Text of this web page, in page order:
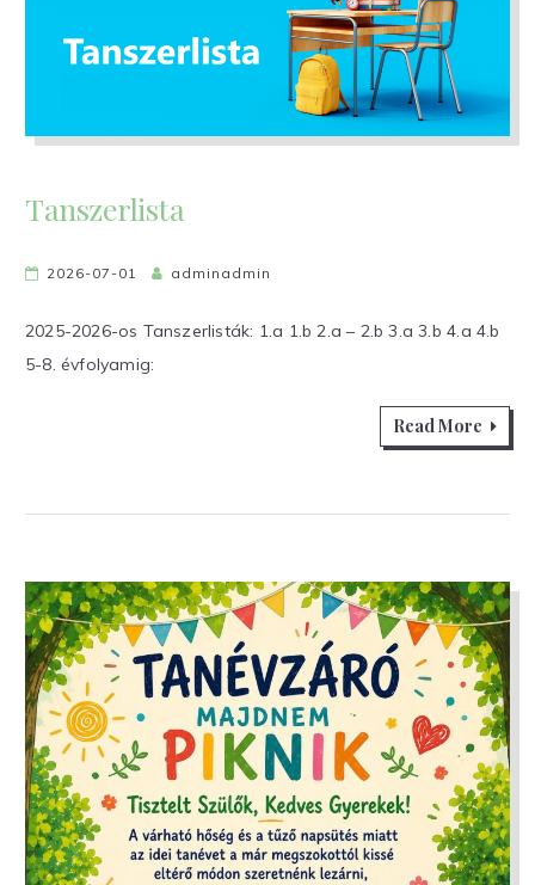
Tanszerlista
2026-07-01 adminadmin
2025-2026-os Tanszerlisták: 1.a 1.b 2.a – 2.b 3.a 3.b 4.a 4.b
5-8. évfolyamig:
Read More